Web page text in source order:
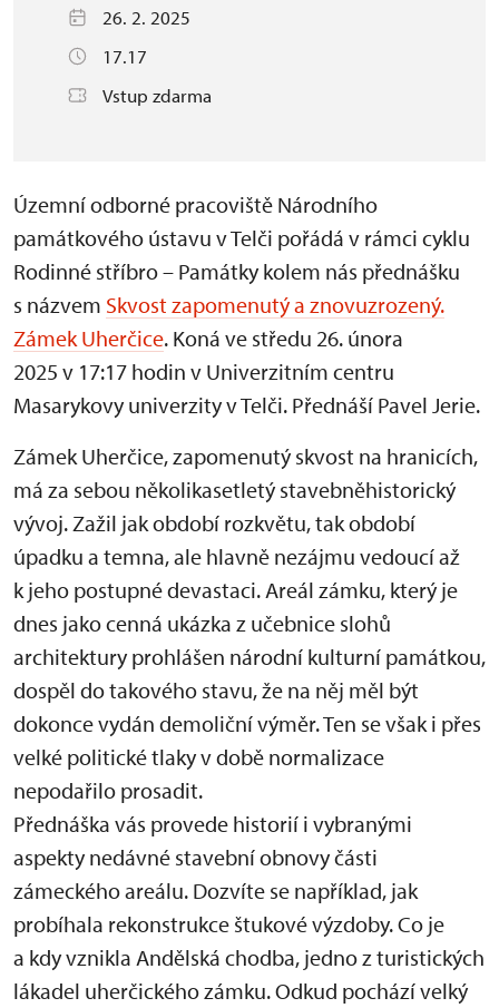
26. 2. 2025
17.17
Vstup zdarma
Územní odborné pracoviště Národního
památkového ústavu v Telči pořádá v rámci cyklu
Rodinné stříbro – Památky kolem nás přednášku
s názvem Skvost zapomenutý a znovuzrozený.
Zámek Uherčice. Koná ve středu 26. února
2025 v 17:17 hodin v Univerzitním centru
Masarykovy univerzity v Telči. Přednáší Pavel Jerie.
Zámek Uherčice, zapomenutý skvost na hranicích,
má za sebou několikasetletý stavebněhistorický
vývoj. Zažil jak období rozkvětu, tak období
úpadku a temna, ale hlavně nezájmu vedoucí až
k jeho postupné devastaci. Areál zámku, který je
dnes jako cenná ukázka z učebnice slohů
architektury prohlášen národní kulturní památkou,
dospěl do takového stavu, že na něj měl být
dokonce vydán demoliční výměr. Ten se však i přes
velké politické tlaky v době normalizace
nepodařilo prosadit.
Přednáška vás provede historií i vybranými
aspekty nedávné stavební obnovy části
zámeckého areálu. Dozvíte se například, jak
probíhala rekonstrukce štukové výzdoby. Co je
a kdy vznikla Andělská chodba, jedno z turistických
lákadel uherčického zámku. Odkud pochází velký